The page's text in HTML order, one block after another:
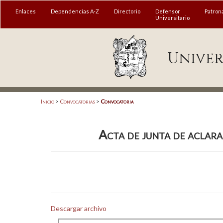
MENÚ
Enlaces Dependencias A-Z Directorio
Defensor
Universitario
Inicio > Convocatorias > Convocatoria
Acta de junta de
Descargar archivo